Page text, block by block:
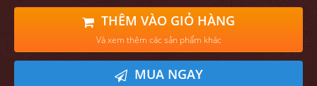
THÊM VÀO GIỎ HÀNG
Và xem thêm các sản phẩm khác
MUA NGAY